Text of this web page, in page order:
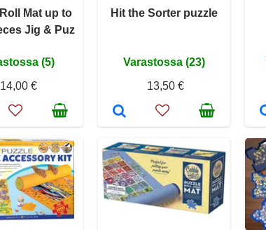
Mat up to
Jig & Puz
(5)
14,00 €
Hit the Sorter puzzle
Varastossa (23)
13,50 €